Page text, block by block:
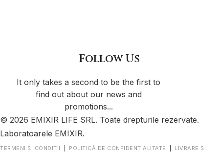
Follow Us
It only takes a second to be the first to
find out about our news and
promotions...
© 2026 EMIXIR LIFE SRL. Toate drepturile rezervate.
Laboratoarele EMIXIR.
TERMENI ȘI CONDIȚII POLITICĂ DE CONFIDENȚIALITATE
LIVRARE ȘI